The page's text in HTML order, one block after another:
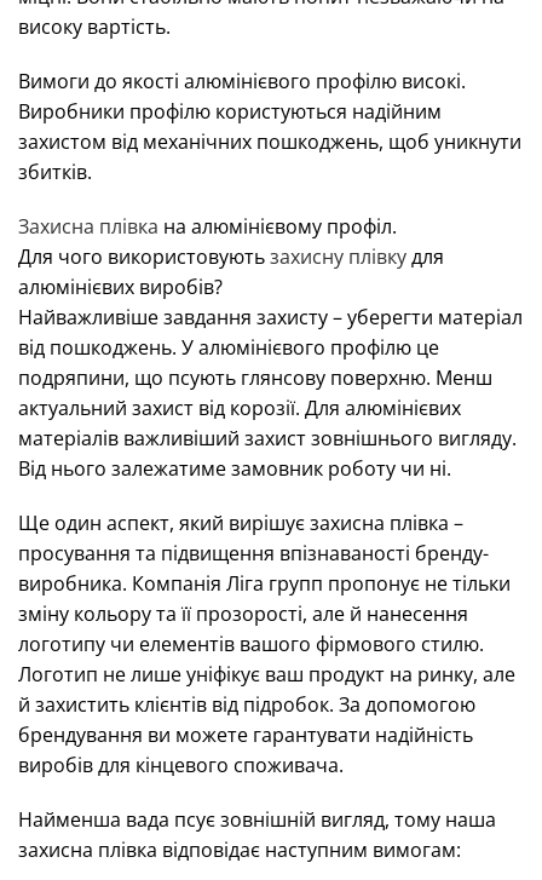
високу вартість.
Вимоги до якості алюмінієвого профілю високі.
Виробники профілю користуються надійним
захистом від механічних пошкоджень, щоб уникнути
збитків.
Захисна плівка на алюмінієвому профіл.
Для чого використовуютьзахисну плівкудля
алюмінієвих виробів?
Найважливіше завдання захисту – уберегти матеріал
від пошкоджень. У алюмінієвого профілю це
подряпини, що псують глянсову поверхню. Менш
актуальний захист від корозії. Для алюмінієвих
матеріалів важливіший захист зовнішнього вигляду.
Від нього залежатиме замовник роботу чи ні.
Ще один аспект, який вирішує захисна плівка –
просування та підвищення впізнаваності бренду-
виробника. Компанія Ліга групп пропонує не тільки
зміну кольору та її прозорості, але й нанесення
логотипу чи елементів вашого фірмового стилю.
Логотип не лише уніфікує ваш продукт на ринку, але
й захистить клієнтів від підробок. За допомогою
брендування ви можете гарантувати надійність
виробів для кінцевого споживача.
Найменша вада псує зовнішній вигляд, тому наша
захисна плівка відповідає наступним вимогам: